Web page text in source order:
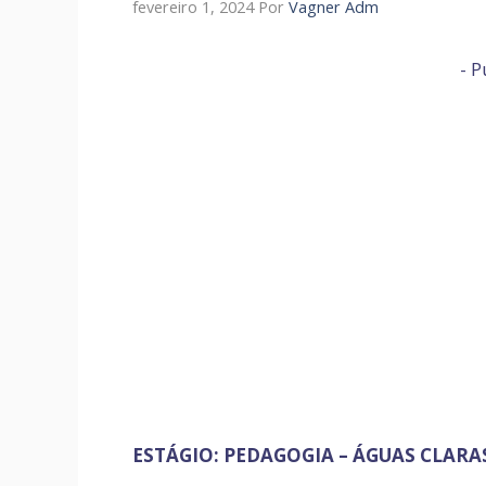
fevereiro 1, 2024 Por Vagner Adm
-
ESTÁGIO: PEDAGOGIA – ÁGUAS